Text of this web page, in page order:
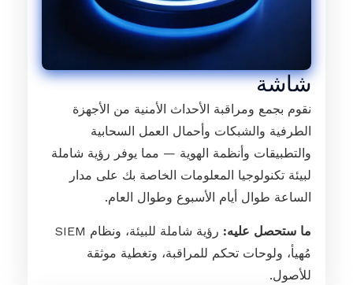
شاشة
نقوم بجمع ومراقبة الأحداث الأمنية من الأجهزة
الطرفية والشبكات وأحمال العمل السحابية
والتطبيقات وأنظمة الهوية — مما يوفر رؤية شاملة
لبيئة تكنولوجيا المعلومات الخاصة بك على مدار
الساعة طوال أيام الأسبوع وطوال العام.
ما ستحصل عليه:
رؤية شاملة للبيئة، ونظام SIEM
مُهيأ، ولوحات تحكم للمراقبة، وتغطية موثقة
للأصول.